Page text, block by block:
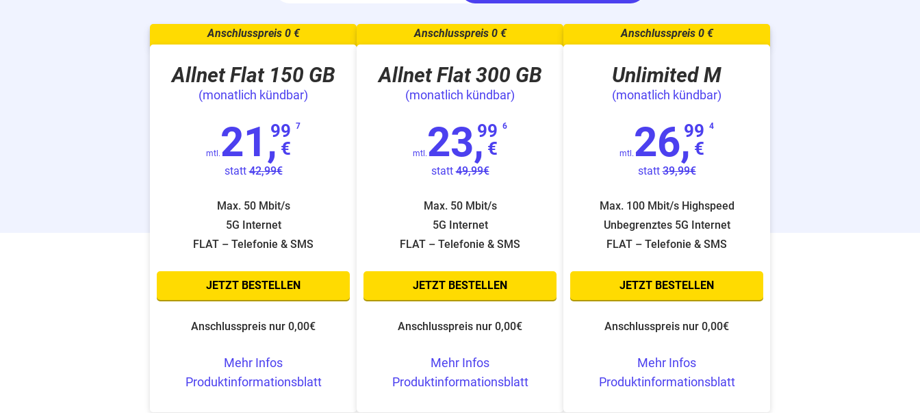
Allnet Flat 150 GB
(monatlich kündbar)
mtl. 21,99
€
7
statt42,99€
Max. 50 Mbit/s
5G Internet
FLAT – Telefonie & SMS
JETZT BESTELLEN
Anschlusspreis nur 0,00€
Mehr Infos
Produktinformationsblatt
Allnet Flat 300 GB
(monatlich kündbar)
mtl. 23,99
€
6
statt49,99€
Max. 50 Mbit/s
5G Internet
FLAT – Telefonie & SMS
JETZT BESTELLEN
Anschlusspreis nur 0,00€
Mehr Infos
Produktinformationsblatt
Unlimited M
(monatlich kündbar)
mtl. 26,99
€
4
statt39,99€
Max. 100 Mbit/s Highspeed
Unbegrenztes 5G Internet
FLAT – Telefonie & SMS
JETZT BESTELLEN
Anschlusspreis nur 0,00€
Mehr Infos
Produktinformationsblatt